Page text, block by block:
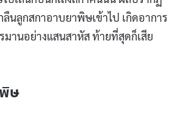
นลูกสกาอาบยาพิษเข้าไป เกิดอาการ
านอย่างแสนสาหัส ท้ายที่สุดก็เสีย
ษ